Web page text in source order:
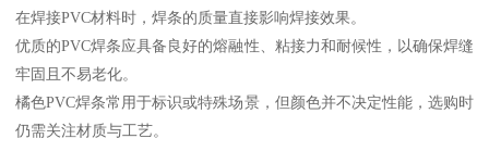
在焊接PVC材料时，焊条的质量直接影响焊接效果。
优质的PVC焊条应具备良好的熔融性、粘接力和耐候性，以确保焊缝
牢固且不易老化。
橘色PVC焊条常用于标识或特殊场景，但颜色并不决定性能，选购时
仍需关注材质与工艺。